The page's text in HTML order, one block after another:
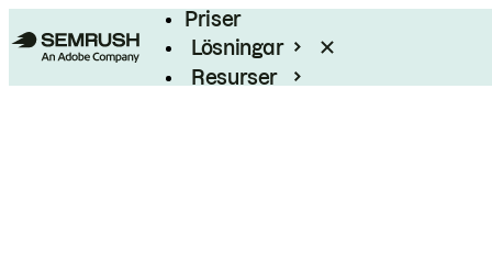
Priser
Lösningar
Resurser